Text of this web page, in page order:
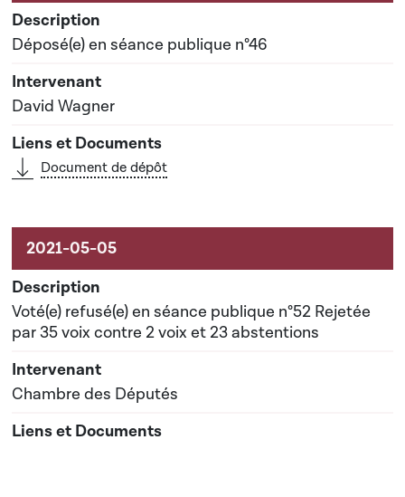
Déposé(e) en séance publique n°46
David Wagner
Document de dépôt
Voté(e) refusé(e) en séance publique n°52 Rejetée
par 35 voix contre 2 voix et 23 abstentions
Chambre des Députés